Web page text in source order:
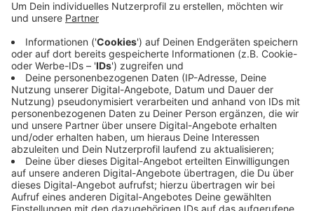
Anzeige
Der Gutachter sieht Fehler im Betrieb und im
bisherigen Verfahren. Der Kreis prüft bereits einen
Messbericht zu den Anlagen. Die Stellungnahme des
externen Gutachters fließt hier jetzt mit ein. Bis das
abgeschlossen ist, bleibt der reduzierte Nachtbetrieb
für eine der beiden Anlagen bestehen.
Anzeige